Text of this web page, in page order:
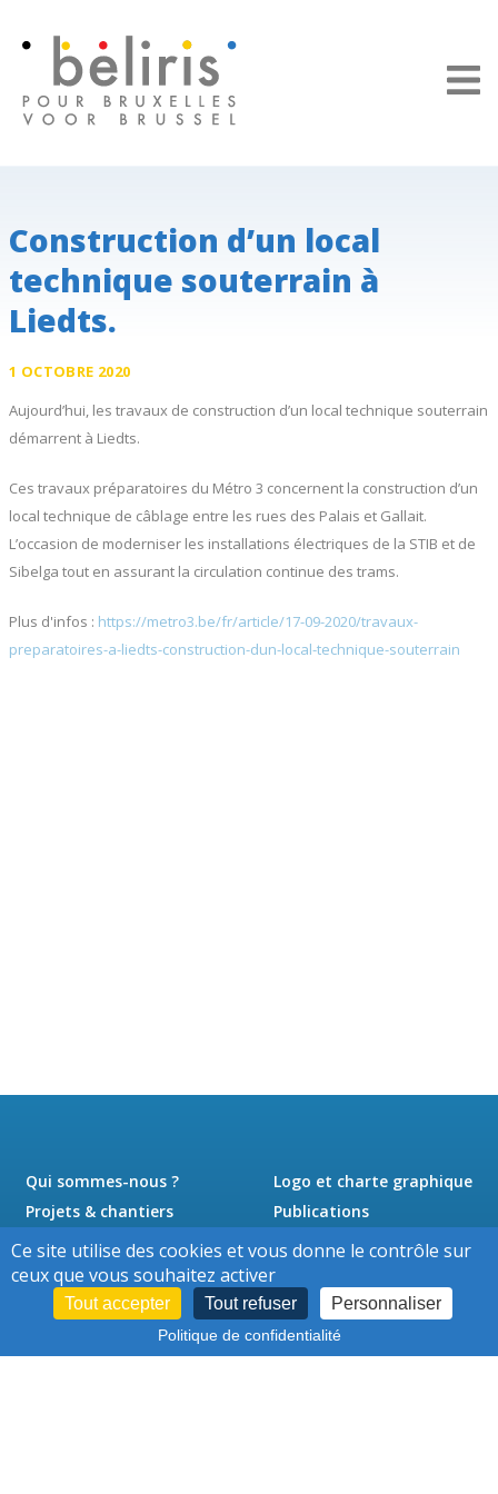
Construction d’un local
technique souterrain à
Liedts.
1 OCTOBRE 2020
Aujourd’hui, les travaux de construction d’un local technique souterrain
démarrent à Liedts.
Ces travaux préparatoires du Métro 3 concernent la construction d’un
local technique de câblage entre les rues des Palais et Gallait.
L’occasion de moderniser les installations électriques de la STIB et de
Sibelga tout en assurant la circulation continue des trams.
Plus d'infos : https://metro3.be/fr/article/17-09-2020/travaux-
preparatoires-a-liedts-construction-dun-local-technique-souterrain
Qui sommes-nous ?
Projets & chantiers
Actualités
Jobs
Logo et charte graphique
Publications
Presse
Contact
Ce site utilise des cookies et vous donne le contrôle sur
ceux que vous souhaitez activer
Tout accepter Tout refuser Personnaliser
Politique de confidentialité